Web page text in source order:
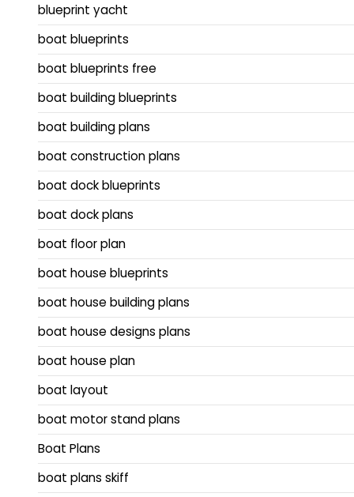
blueprint yacht
boat blueprints
boat blueprints free
boat building blueprints
boat building plans
boat construction plans
boat dock blueprints
boat dock plans
boat floor plan
boat house blueprints
boat house building plans
boat house designs plans
boat house plan
boat layout
boat motor stand plans
Boat Plans
boat plans skiff